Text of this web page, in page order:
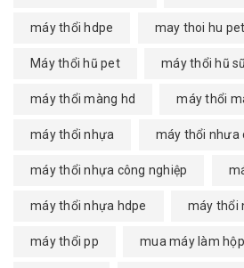
máy thổi hdpe may thoi hu pet
Máy thổi hũ pet máy thổi hũ
máy thổi màng hd máy thổi
máy thổi nhựa máy thổi nhưa
máy thổi nhựa công nghiệp
máy thổi nhựa hdpe máy thổi
máy thổi pp mua máy làm